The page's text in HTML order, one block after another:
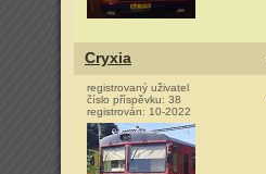
Cryxia
registrovaný uživatel
číslo příspěvku: 38
registrován: 10-2022